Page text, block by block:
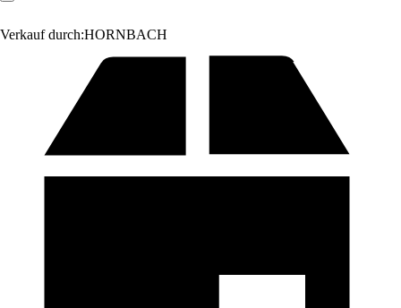
Verkauf durch:HORNBACH